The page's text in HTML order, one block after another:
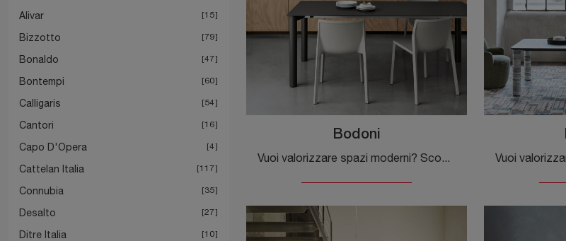
Alivar 15
Bizzotto 79
Bonaldo 47
Bontempi 60
Calligaris 54
Cantori 16
Capo D'Opera 4
Cattelan Italia 117
Connubia 35
Desalto 27
Ditre Italia 10
Bodoni
Vuoi valorizzare spazi moderni? Scopri di più sui tavoli moderni allungabili: il modello da cucina Bodoni ti attende.